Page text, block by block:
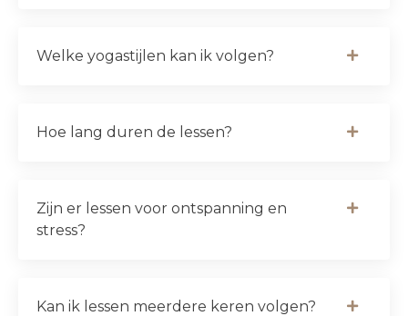
Welke yogastijlen kan ik volgen?
Hoe lang duren de lessen?
Zijn er lessen voor ontspanning en
stress?
Kan ik lessen meerdere keren volgen?